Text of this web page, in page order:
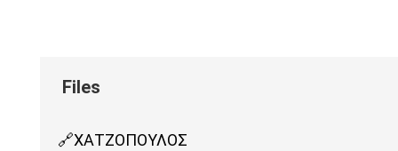
ΧΑΤΖΟΠΟΥΛΟΣ